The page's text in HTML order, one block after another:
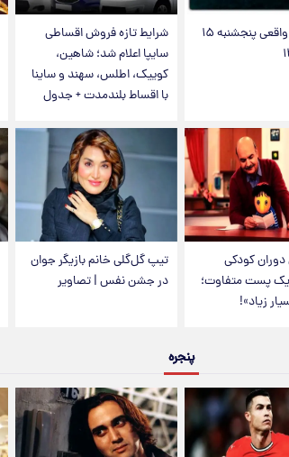
فال روزانه واقعی پنجشنبه ۱۵
شرایط تازه فروش اقساطی
سایپا اعلام شد؛ شاهین،
کوییک، اطلس، سهند و ساینا
با اقساط بلندمدت + جدول
کودکی
یک پست متفاوت؛
زیاد»!
تیپ گل‌گلی خانم بازیگر جوان
در جشن نفس | تصاویر
پنجره